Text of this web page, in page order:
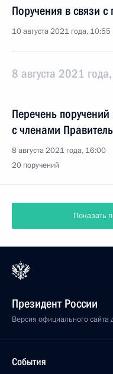
Поручения в связи
10 августа 2021 года, 10:55
8 августа 2021
Перечень
с членами
8 августа 2021 года, 16:00
20 поручений
Показать
Президент России
Версия официального сайта
События